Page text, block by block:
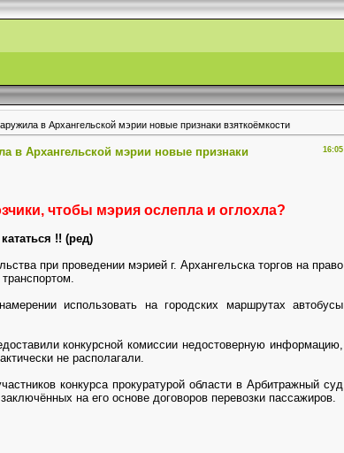
в Архангельской мэрии новые признаки взяткоёмкости
16:05
в Архангельской мэрии новые признаки
чтобы мэрия ослепла и оглохла?
!! (ред)
при проведении мэрией г. Архангельска торгов на право
использовать на городских маршрутах автобусы
конкурсной комиссии недостоверную информацию,
не располагали.
конкурса прокуратурой области в Арбитражный суд
на его основе договоров перевозки пассажиров.